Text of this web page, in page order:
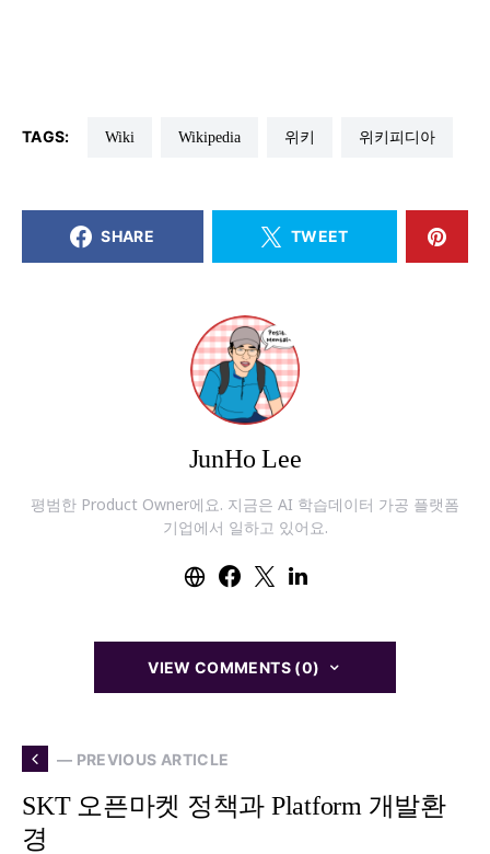
TAGS: wiki Wikipedia 위키 위키피디아
SHARE TWEET
JunHo Lee
평범한 Product Owner에요. 지금은 AI 학습데이터 가공 플랫폼
기업에서 일하고 있어요.
VIEW COMMENTS (0)
— PREVIOUS ARTICLE
SKT 오픈마켓 정책과 Platform 개발환
경